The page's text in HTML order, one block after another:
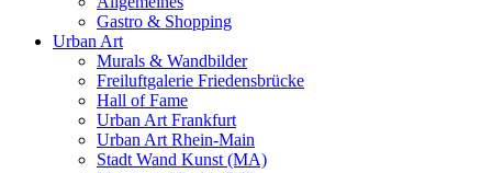
Gastro & Shopping
Urban Art
Murals & Wandbilder
Freiluftgalerie Friedensbrücke
Hall of Fame
Urban Art Frankfurt
Urban Art Rhein-Main
Stadt Wand Kunst (MA)